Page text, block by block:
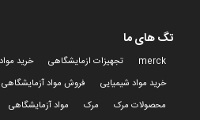
تگ های ما
merck تجهیزات ازمایشگاهی
خرید
خرید مواد شیمیایی
فروش مواد آزمایشگاهی
محصولات مرک
مرک مواد آزمایشگاهی